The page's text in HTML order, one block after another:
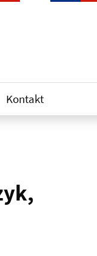
Kontakt